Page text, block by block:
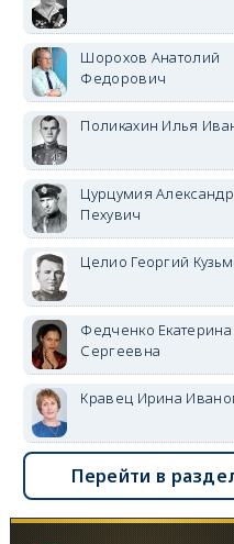
Шорохов Анатолий
Федорович
Поликахин Илья
Цурцумия Александр
Пехувич
Целио Георгий
Федченко Екатерина
Сергеевна
Кравец Ирина
Перейти в